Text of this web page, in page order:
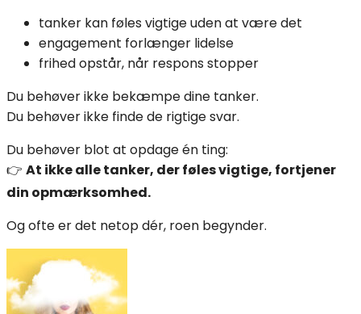
tanker kan føles vigtige uden at være det
engagement forlænger lidelse
frihed opstår, når respons stopper
Du behøver ikke bekæmpe dine tanker.
Du behøver ikke finde de rigtige svar.
Du behøver blot at opdage én ting:
👉 At ikke alle tanker, der føles vigtige, fortjener
din opmærksomhed.
Og ofte er det netop dér, roen begynder.
Indlægsnavigation